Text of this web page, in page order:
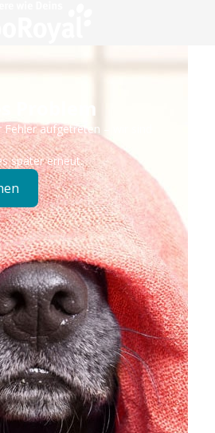
Problem
Fehler aufgetreten – wir sind
später erneut.